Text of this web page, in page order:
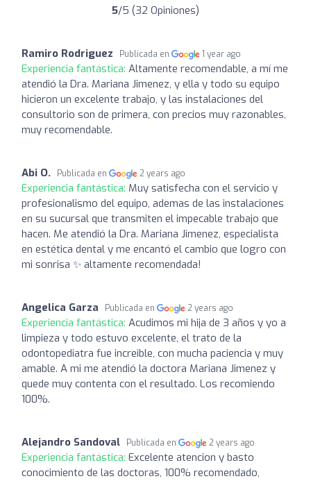
5/5 (32 Opiniones)
Ramiro Rodriguez Publicada en 1 year ago
Experiencia fantástica: Altamente recomendable, a mí me
atendió la Dra. Mariana Jimenez, y ella y todo su equipo
hicieron un excelente trabajo, y las instalaciones del
consultorio son de primera, con precios muy razonables,
muy recomendable.
Abi O. Publicada en 2 years ago
Experiencia fantástica: Muy satisfecha con el servicio y
profesionalismo del equipo, ademas de las instalaciones
en su sucursal que transmiten el impecable trabajo que
hacen. Me atendió la Dra. Mariana Jimenez, especialista
en estética dental y me encantó el cambio que logro con
mi sonrisa ✨ altamente recomendada!
Angelica Garza Publicada en 2 years ago
Experiencia fantástica: Acudimos mi hija de 3 años y yo a
limpieza y todo estuvo excelente, el trato de la
odontopediatra fue increible, con mucha paciencia y muy
amable. A mi me atendió la doctora Mariana Jimenez y
quede muy contenta con el resultado. Los recomiendo
100%.
Alejandro Sandoval Publicada en 2 years ago
Experiencia fantástica: Excelente atencion y basto
conocimiento de las doctoras, 100% recomendado,